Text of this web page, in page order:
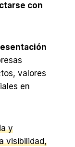
con
valores
en
y
visibilidad,